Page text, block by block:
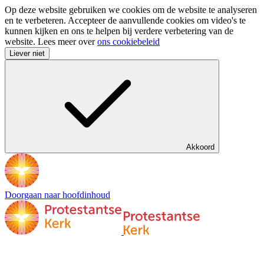
Op deze website gebruiken we cookies om de website te analyseren
en te verbeteren. Accepteer de aanvullende cookies om video's te
kunnen kijken en ons te helpen bij verdere verbetering van de
website. Lees meer overons cookiebeleid
Liever niet
Akkoord
Doorgaan naar hoofdinhoud